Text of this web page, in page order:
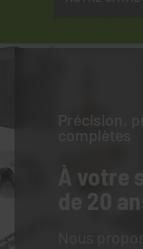
Précision,
complètes
À votre
de 20
Nous